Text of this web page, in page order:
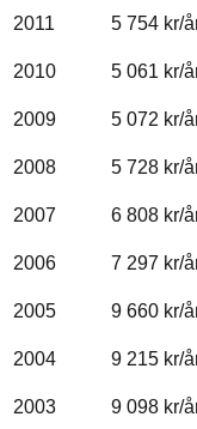
2011
5 754 kr/
2010 5 061 kr/
2009 5 072 kr/
2008 5 728 kr/
2007 6 808 kr/
2006 7 297 kr/
2005 9 660 kr/
2004 9 215 kr/
2003 9 098 kr/